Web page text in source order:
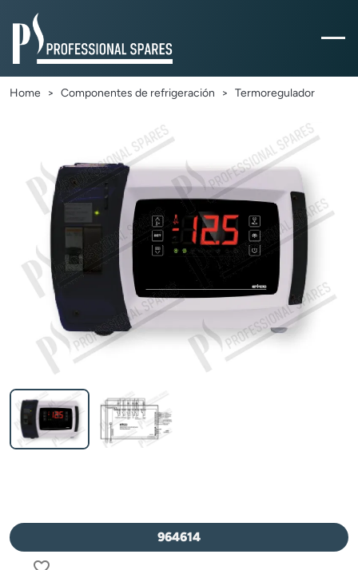
Home Componentes de refrigeración Termoregulador
Previous
964614